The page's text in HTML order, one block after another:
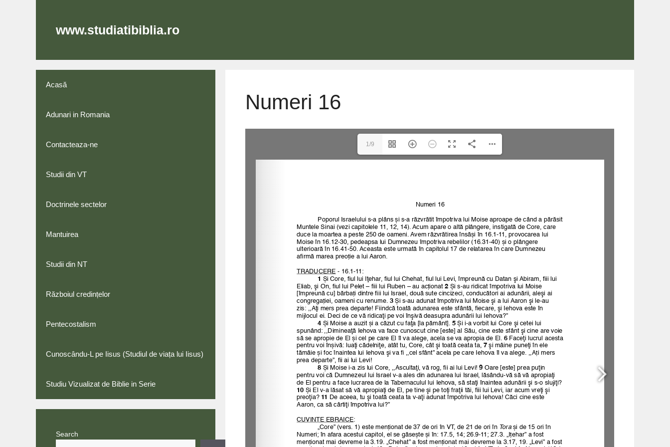
www.studiatibiblia.ro
Numeri 16
1/9
Acasă
Adunari in Romania
Contacteaza-ne
Studii din VT
Doctrinele sectelor
Mantuirea
Studii din NT
Războiul credințelor
Pentecostalism
Cunoscându-L pe Iisus (Studiul de viața lui Iisus)
Studiu Vizualizat de Biblie in Serie
Search